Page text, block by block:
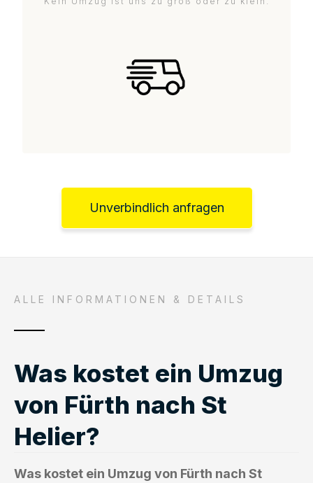
Unverbindlich anfragen
ALLE INFORMATIONEN & DETAILS
Was kostet ein Umzug
von Fürth nach St
Helier?
Was kostet ein Umzug von Fürth nach St